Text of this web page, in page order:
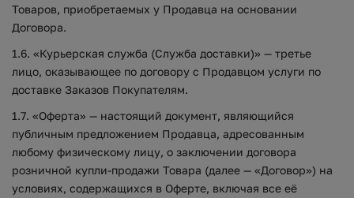
Товаров, приобретаемых у Продавца на основании
Договора.
1.6. «Курьерская служба (Служба доставки)» — третье
лицо, оказывающее по договору с Продавцом услуги по
доставке Заказов Покупателям.
1.7. «Оферта» — настоящий документ, являющийся
публичным предложением Продавца, адресованным
любому физическому лицу, о заключении договора
розничной купли-продажи Товара (далее — «Договор») на
условиях, содержащихся в Оферте, включая все её